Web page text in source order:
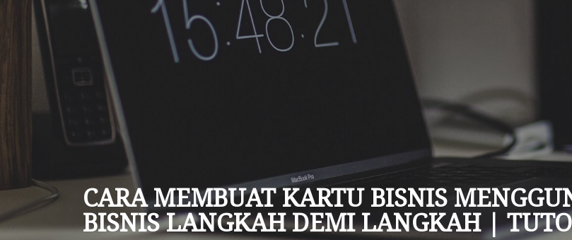
CARA MEMBUAT KARTU BISNIS
BISNIS LANGKAH DEMI LANGKAH |